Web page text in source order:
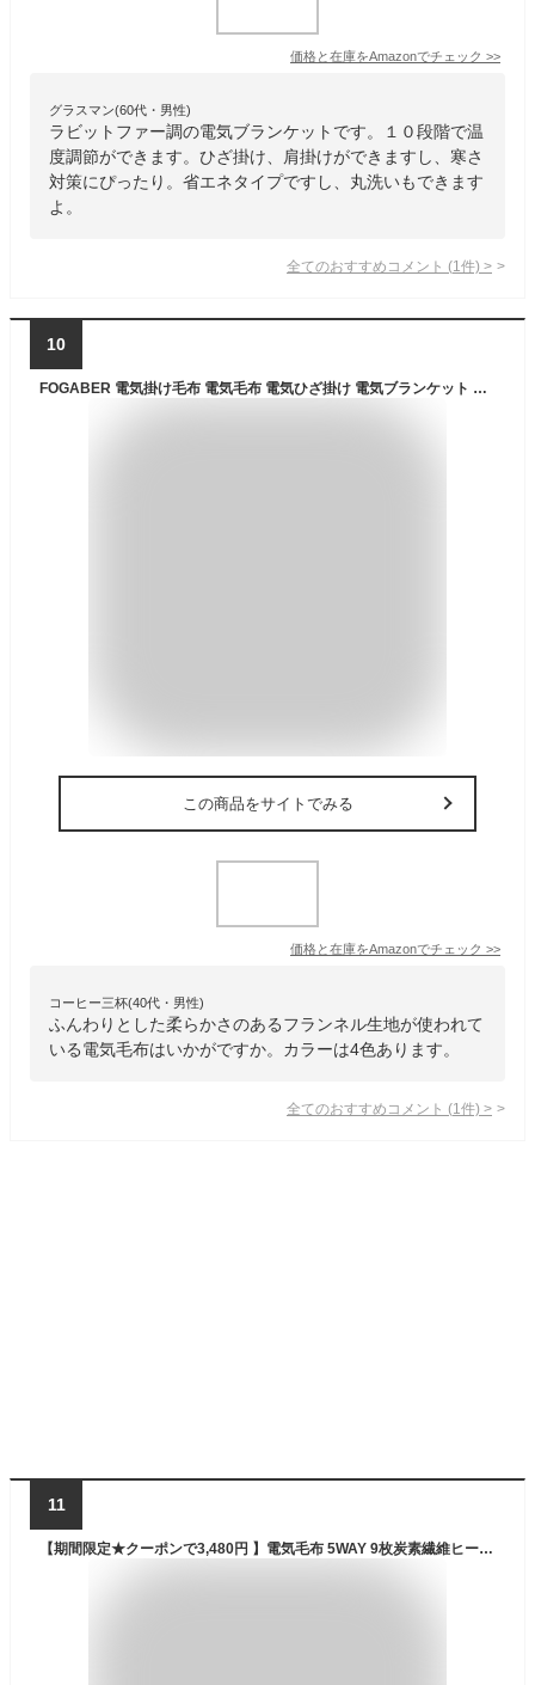
価格と在庫をAmazonでチェック >>
グラスマン(60代・男性)
ラビットファー調の電気ブランケットです。１０段階で温
度調節ができます。ひざ掛け、肩掛けができますし、寒さ
対策にぴったり。省エネタイプですし、丸洗いもできます
よ。
全てのおすすめコメント (1 件) >
10
FOGABER 電気掛け毛布 電気毛布 電気ひざ掛け 電気ブランケット 膝掛け 掛け敷き 電気シーツ タイマー付き 洗える 省エネ 3分速暖 ダニ退治 頭寒足熱配線 フランネル グレー 140×80cm
この商品をサイトでみる
価格と在庫をAmazonでチェック >>
コーヒー三杯(40代・男性)
ふんわりとした柔らかさのあるフランネル生地が使われて
いる電気毛布はいかがですか。カラーは4色あります。
全てのおすすめコメント (1 件) >
11
【期間限定★クーポンで3,480円 】電気毛布 5WAY 9枚炭素繊維ヒーター ひざ掛け USB給電式 150×85cm 40000mAhバッテリー付 電気敷毛布 3段階温度調節 タイマー機能付 電磁波カット電気ブランケット 洗える 膝掛け 電気 掛け敷き キャンプ 省エネ い冷え予防